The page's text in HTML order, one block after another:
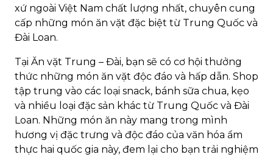
xứ ngoài Việt Nam chất lượng nhất, chuyên cung
cấp những món ăn vặt đặc biệt từ Trung Quốc và
Đài Loan.
Tại Ăn vặt Trung – Đài, bạn sẽ có cơ hội thưởng
thức những món ăn vặt độc đáo và hấp dẫn. Shop
tập trung vào các loại snack, bánh sữa chua, kẹo
và nhiều loại đặc sản khác từ Trung Quốc và Đài
Loan. Những món ăn này mang trong mình
hương vị đặc trưng và độc đáo của văn hóa ẩm
thực hai quốc gia này, đem lại cho bạn trải nghiệm